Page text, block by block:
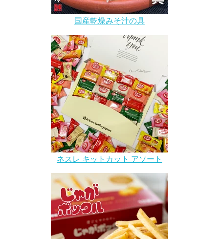
国産乾燥みそ汁の具
ネスレ キットカット アソート